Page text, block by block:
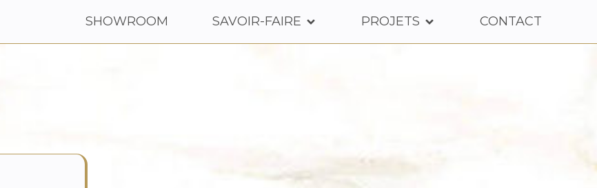
SHOWROOM SAVOIR-FAIRE PROJETS CONTACT